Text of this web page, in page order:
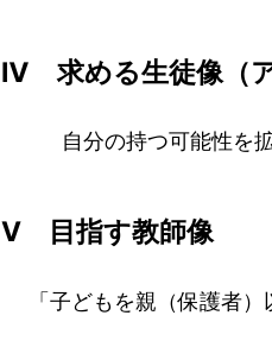
Ⅳ 求める生徒像（ア
自分の持つ可能性を拡
Ⅴ 目指す教師像
「子どもを親（保護者）